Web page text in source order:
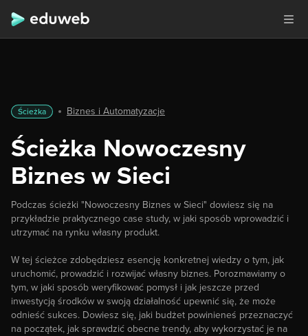
Ścieżka Biznes i Automatyzacje
Ścieżka Nowoczesny
Biznes w Sieci
Podczas ścieżki "Nowoczesny Biznes w Sieci" dowiesz się na
przykładzie praktycznego case study, w jaki sposób wprowadzić i
utrzymać na rynku własny produkt.
W tej ścieżce zdobędziesz esencję konkretnej wiedzy o tym, jak
uruchomić, prowadzić i rozwijać własny biznes. Porozmawiamy o
tym, w jaki sposób weryfikować pomysł i jak jeszcze przed
inwestycją środków w swoją działalność upewnić się, że może
odnieść sukces. Dowiesz się, jaki budżet powinieneś przeznaczyć
na początek, jak sprawdzić obecne trendy, aby wykorzystać je na